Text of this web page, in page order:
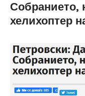
Собранието,
хелихоптер